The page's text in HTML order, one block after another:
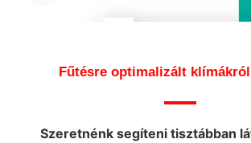
Fűtésre optimalizált
Szeretnénk segíteni tisztábban